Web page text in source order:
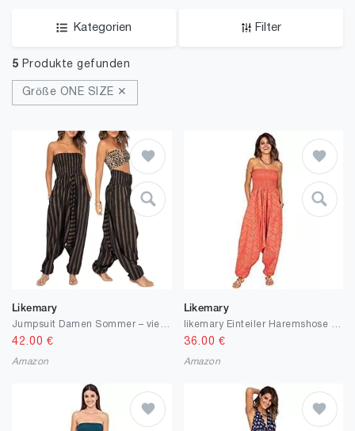
Kategorien Filter
5 Produkte gefunden
Größe ONE SIZE ✕
Likemary
42.00 €
Amazon
Likemary
36.00 €
Amazon